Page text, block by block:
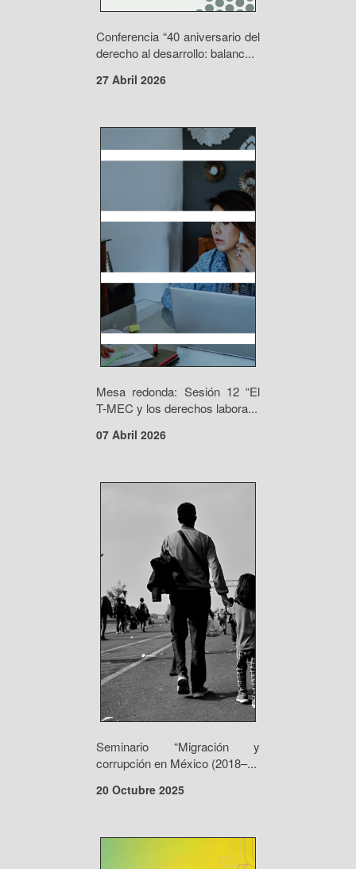
Conferencia “40 aniversario del
derecho al desarrollo: balanc...
27 Abril 2026
Mesa redonda: Sesión 12 “El
T-MEC y los derechos labora...
07 Abril 2026
Seminario “Migración y
corrupción en México (2018–...
20 Octubre 2025